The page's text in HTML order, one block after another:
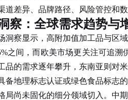
道差异、品牌路径、风险管控和
察：全球需求趋势与
察显示，高附加值加工品与区域
之间，而欧美市场更关注可追
品的需求逐年攀升，东南亚则对
理标志认证或绿色食品标志的
局尚未固化的细分领域切入。中